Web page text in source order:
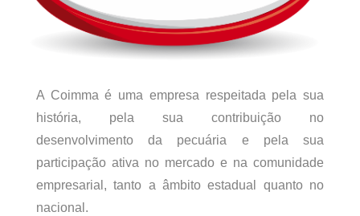
A Coimma é uma empresa respeitada pela sua
história, pela sua contribuição no
desenvolvimento da pecuária e pela sua
participação ativa no mercado e na comunidade
empresarial, tanto a âmbito estadual quanto no
nacional.